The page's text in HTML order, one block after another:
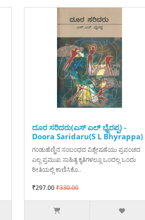
ದೂರ ಸರಿದರು(ಎಸ್ ಎಲ್ ಭೈರಪ್ಪ) -
Doora Saridaru(S L Bhyrappa)
ಗಂಡುಹೆಣ್ಣಿನ ಸಂಬಂಧದ ವಿಶ್ಲೇಷಣೆಯು ಪ್ರಪಂಚದ
ಎಲ್ಲ ಪ್ರಮುಖ ಸಾಹಿತ್ಯ ಕೃತಿಗಳಲ್ಲೂ ಒಂದಲ್ಲ ಒಂದು
ರೀತಿಯಲ್ಲಿ ಕಾಣಿಸಿಕೊ..
₹297.00₹330.00